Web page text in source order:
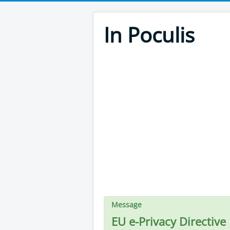
In Poculis
Message
EU e-Privacy Directive